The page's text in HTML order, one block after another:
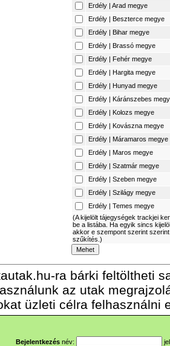
Erdély | Arad megye
Erdély | Beszterce megye
Erdély | Bihar megye
Erdély | Brassó megye
Erdély | Fehér megye
Erdély | Hargita megye
Erdély | Hunyad megye
Erdély | Káránszebes
Erdély | Kolozs megye
Erdély | Kovászna megye
Erdély | Máramaros megye
Erdély | Maros megye
Erdély | Szatmár megye
Erdély | Szeben megye
Erdély | Szilágy megye
Erdély | Temes megye
(A kijelölt tájegységek trackjei
be a listába. Ha egyik sincs
akkor e szempont szerint
szűkítés.)
ra bárki feltöltheti
az utak
üzleti célra felhasználni
Bejelentkezés név: